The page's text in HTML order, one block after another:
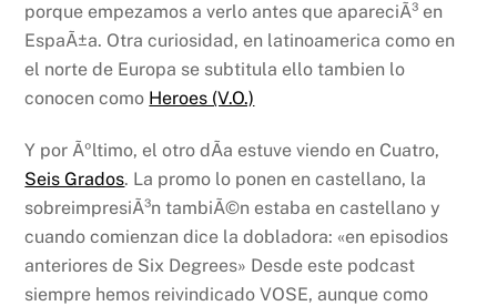
porque empezamos a verlo antes que apareciÃ³ en
EspaÃ±a. Otra curiosidad, en latinoamerica como en
el norte de Europa se subtitula ello tambien lo
conocen como Heroes (V.O.)
Y por Ãºltimo, el otro dÃ­a estuve viendo en Cuatro,
Seis Grados. La promo lo ponen en castellano, la
sobreimpresiÃ³n tambiÃ©n estaba en castellano y
cuando comienzan dice la dobladora: «en episodios
anteriores de Six Degrees» Desde este podcast
siempre hemos reivindicado VOSE, aunque como